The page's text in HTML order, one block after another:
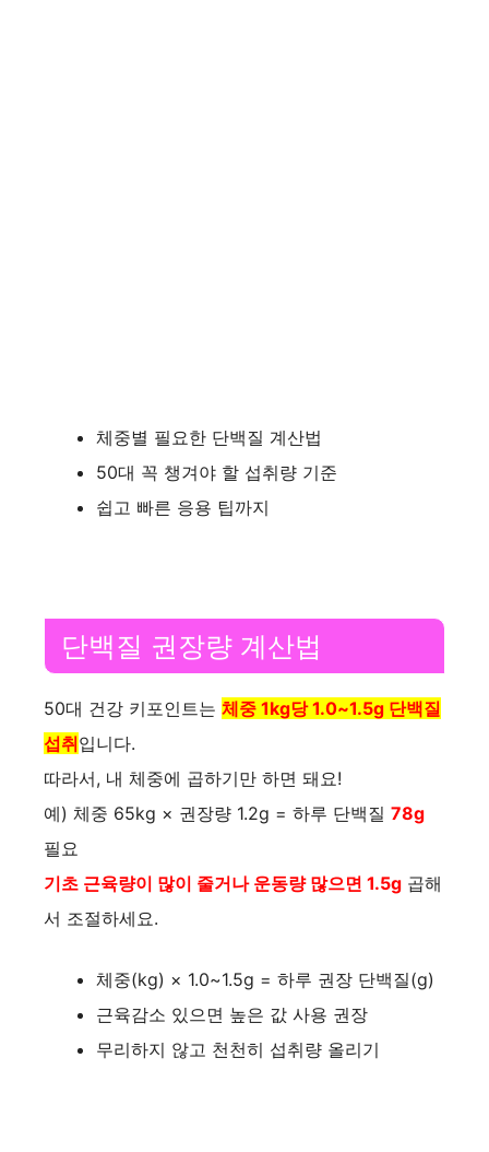
체중별 필요한 단백질 계산법
50대 꼭 챙겨야 할 섭취량 기준
쉽고 빠른 응용 팁까지
단백질 권장량 계산법
50대 건강 키포인트는 체중 1kg당 1.0~1.5g 단백질
섭취입니다.
따라서, 내 체중에 곱하기만 하면 돼요!
예) 체중 65kg × 권장량 1.2g = 하루 단백질 78g
필요
기초 근육량이 많이 줄거나 운동량 많으면 1.5g 곱해
서 조절하세요.
체중(kg) × 1.0~1.5g = 하루 권장 단백질(g)
근육감소 있으면 높은 값 사용 권장
무리하지 않고 천천히 섭취량 올리기